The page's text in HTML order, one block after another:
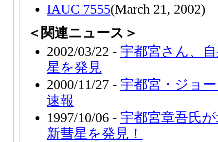
IAUC 7555(March 21, 2002)
＜関連ニュース＞
2002/03/22 - 宇都宮さん、
星を発見
2000/11/27 - 宇都宮・ジョ
速報
1997/10/06 - 宇都宮章吾氏
新彗星を発見！